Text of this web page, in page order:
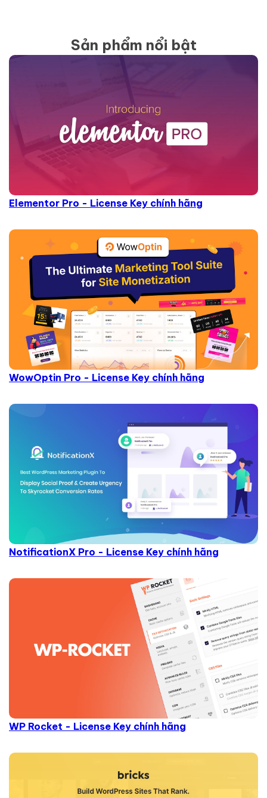
Sản phẩm nổi bật
Elementor Pro - License Key chính hãng
WowOptin Pro - License Key chính hãng
NotificationX Pro - License Key chính hãng
WP Rocket - License Key chính hãng